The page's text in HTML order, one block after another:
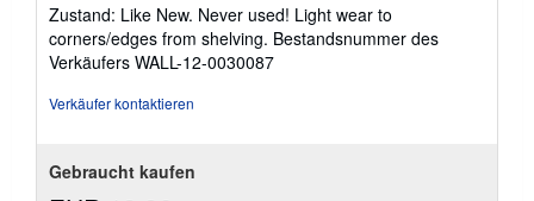
von
5
Sternen
Zustand: Like New. Never used! Light wear to
corners/edges from shelving. Bestandsnummer des
Verkäufers WALL-12-0030087
Verkäufer kontaktieren
Gebraucht kaufen